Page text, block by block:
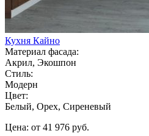
Кухня Кайно
Материал фасада:
Акрил, Экошпон
Стиль:
Модерн
Цвет:
Белый, Орех, Сиреневый
Цена: от 41 976 руб.